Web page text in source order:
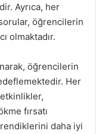
Ayrıca, her
öğrencilerin
olmaktadır.
öğrencilerin
Her
fırsatı
daha iyi